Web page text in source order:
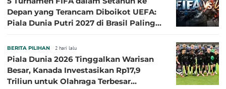
Depan yang Terancam Diboikot UEFA:
Piala Dunia Putri 2027 di Brasil Paling
BERITA PILIHAN 2 hari lalu
Piala Dunia 2026 Tinggalkan Warisan
Besar, Kanada Investasikan Rp17,9
Triliun untuk Olahraga Terbesar